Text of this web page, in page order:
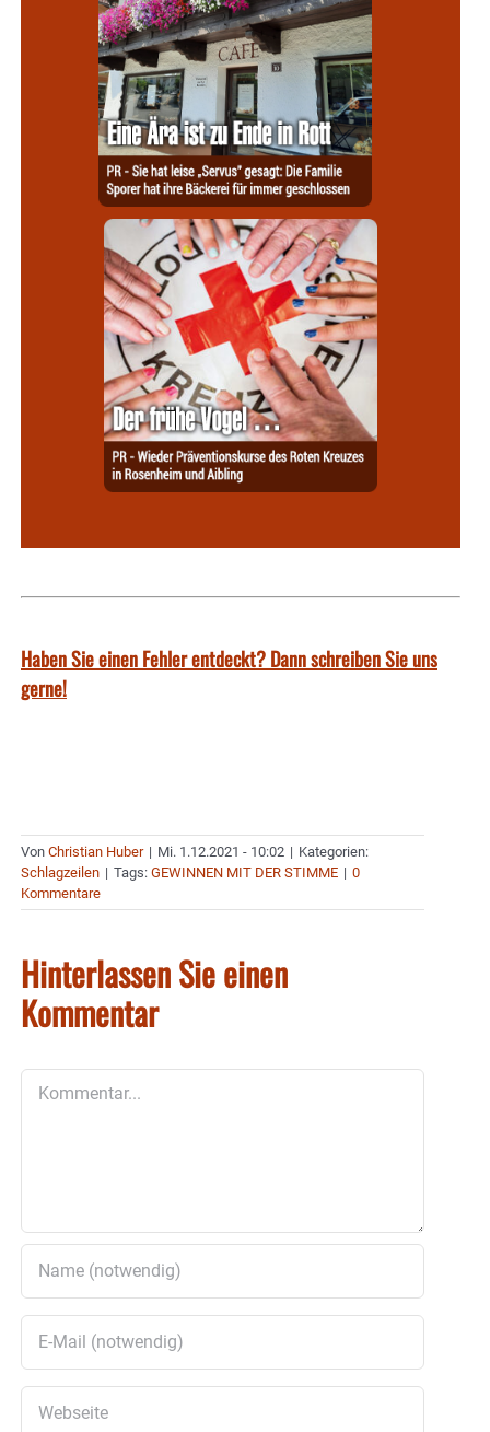
Haben Sie einen Fehler entdeckt? Dann schreiben Sie uns
gerne!
Von Christian Huber | Mi. 1.12.2021 - 10:02 | Kategorien:
Schlagzeilen | Tags: GEWINNEN MIT DER STIMME | 0
Kommentare
Hinterlassen Sie einen
Kommentar